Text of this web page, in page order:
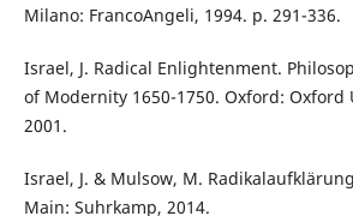
Milano: FrancoAngeli, 1994. p. 291-336.
Israel, J. Radical Enlightenment.
of Modernity 1650-1750. Oxford: Oxford
2001.
Israel, J. & Mulsow, M.
Main: Suhrkamp, 2014.